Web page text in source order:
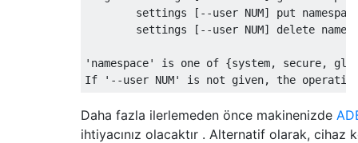
settings [--user NUM] put
settings [--user NUM] delete
'namespace' is one of {system, secure,
Daha fazla ilerlemeden önce makinenizde
ihtiyacınız olacaktır . Alternatif olarak, cihaz